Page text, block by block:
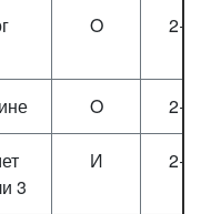
O
O
3
И